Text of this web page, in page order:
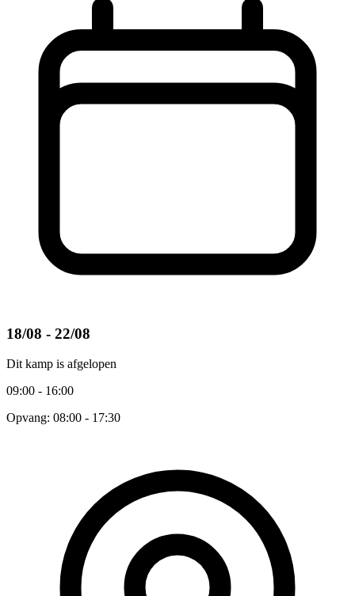
18/08 - 22/08
Dit kamp is afgelopen
09:00 - 16:00
Opvang: 08:00 - 17:30